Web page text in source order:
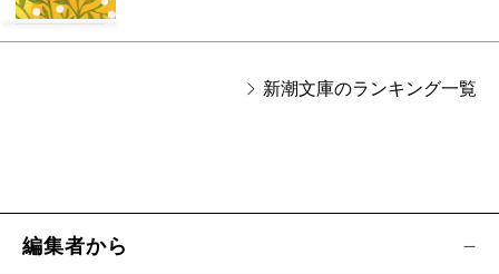
新潮文庫のランキング一覧
編集者から